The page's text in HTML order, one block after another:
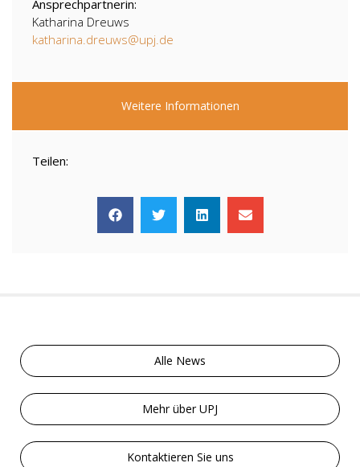
Ansprechpartnerin:
Katharina Dreuws
katharina.dreuws@upj.de
Weitere Informationen
Teilen:
Alle News
Mehr über UPJ
Kontaktieren Sie uns